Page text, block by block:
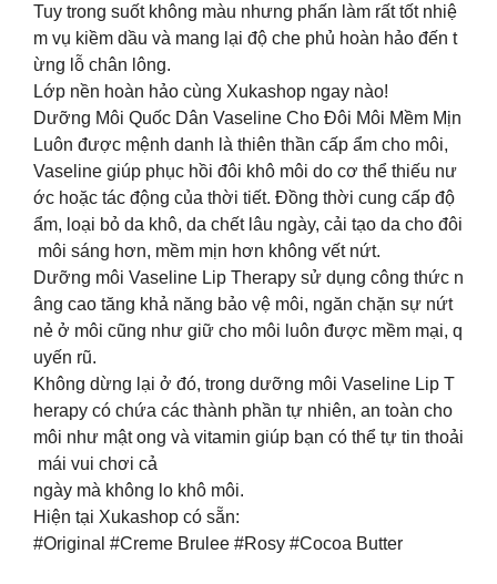
Tuy trong suốt không màu nhưng phấn làm rất tốt nhiệ
m vụ kiềm dầu và mang lại độ che phủ hoàn hảo đến t
ừng lỗ chân lông.
Lớp nền hoàn hảo cùng Xukashop ngay nào!
Dưỡng Môi Quốc Dân Vaseline Cho Đôi Môi Mềm Mịn
Luôn được mệnh danh là thiên thần cấp ẩm cho môi,
Vaseline giúp phục hồi đôi khô môi do cơ thể thiếu nư
ớc hoặc tác động của thời tiết. Đồng thời cung cấp độ
ẩm, loại bỏ da khô, da chết lâu ngày, cải tạo da cho đôi
môi sáng hơn, mềm mịn hơn không vết nứt.
Dưỡng môi Vaseline Lip Therapy sử dụng công thức n
âng cao tăng khả năng bảo vệ môi, ngăn chặn sự nứt
nẻ ở môi cũng như giữ cho môi luôn được mềm mại, q
uyến rũ.
Không dừng lại ở đó, trong dưỡng môi Vaseline Lip T
herapy có chứa các thành phần tự nhiên, an toàn cho
môi như mật ong và vitamin giúp bạn có thể tự tin thoải
mái vui chơi cả
ngày mà không lo khô môi.
Hiện tại Xukashop có sẵn:
#Original #Creme Brulee #Rosy #Cocoa Butter